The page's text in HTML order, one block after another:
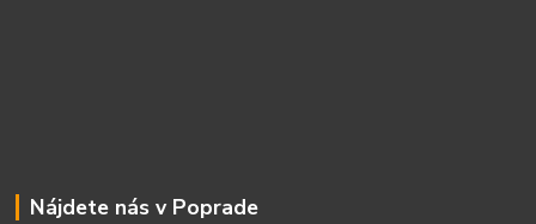
Nájdete nás v Poprade